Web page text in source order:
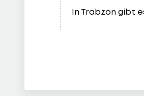
In Trabzon gibt